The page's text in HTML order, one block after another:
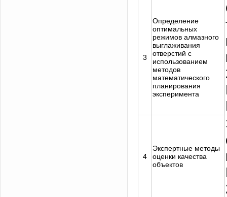
3
Определение
оптимальных
режимов алмазного
выглаживания
отверстий с
использованием
методов
математического
планирования
эксперимента
4
Экспертные методы
оценки качества
объектов